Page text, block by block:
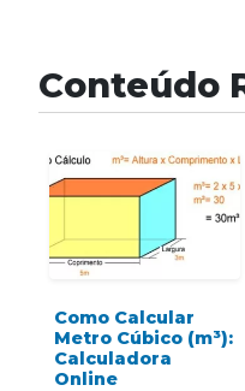
Conteúdo
Como Calcular
Metro Cúbico (m³):
Calculadora
Online